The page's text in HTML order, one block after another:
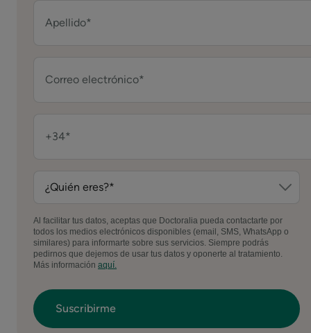
Al facilitar tus datos, aceptas que Doctoralia pueda contactarte por
todos los medios electrónicos disponibles (email, SMS, WhatsApp o
similares) para informarte sobre sus servicios. Siempre podrás
pedirnos que dejemos de usar tus datos y oponerte al tratamiento.
Más información aquí.